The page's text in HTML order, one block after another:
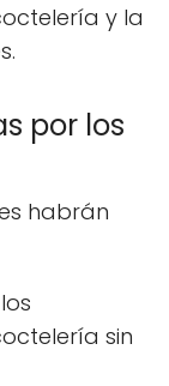
y la
por los
habrán
sin